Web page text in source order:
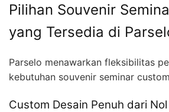
Pilihan Souvenir
yang Tersedia di
Parselo menawarkan fleksibilitas
kebutuhan souvenir seminar
Custom Desain Penuh dari Nol